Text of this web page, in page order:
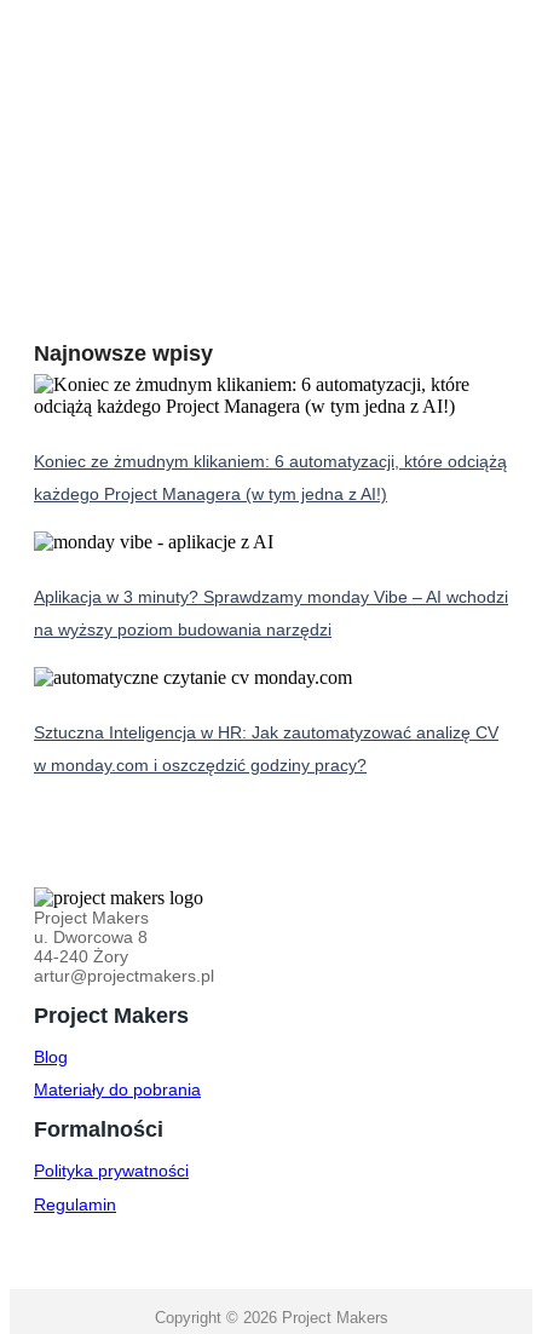
Najnowsze wpisy
Koniec ze żmudnym klikaniem: 6 automatyzacji, które odciążą
każdego Project Managera (w tym jedna z AI!)
Aplikacja w 3 minuty? Sprawdzamy monday Vibe – AI wchodzi
na wyższy poziom budowania narzędzi
Sztuczna Inteligencja w HR: Jak zautomatyzować analizę CV
w monday.com i oszczędzić godziny pracy?
Project Makers
u. Dworcowa 8
44-240 Żory
artur@projectmakers.pl
Project Makers
Blog
Materiały do pobrania
Formalności
Polityka prywatności
Regulamin
Copyright © 2026 Project Makers